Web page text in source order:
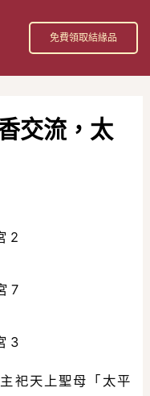
免費領取結緣品
交流，太
祀天上聖母「太平